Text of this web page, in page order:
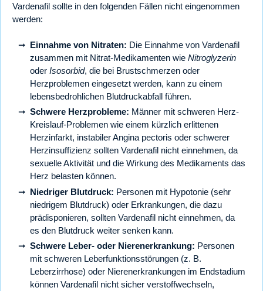
Vardenafil sollte in den folgenden Fällen nicht eingenommen
werden:
Einnahme von Nitraten: Die Einnahme von Vardenafil
zusammen mit Nitrat-Medikamenten wie Nitroglyzerin
oder Isosorbid, die bei Brustschmerzen oder
Herzproblemen eingesetzt werden, kann zu einem
lebensbedrohlichen Blutdruckabfall führen.
Schwere Herzprobleme: Männer mit schweren Herz-
Kreislauf-Problemen wie einem kürzlich erlittenen
Herzinfarkt, instabiler Angina pectoris oder schwerer
Herzinsuffizienz sollten Vardenafil nicht einnehmen, da
sexuelle Aktivität und die Wirkung des Medikaments das
Herz belasten können.
Niedriger Blutdruck: Personen mit Hypotonie (sehr
niedrigem Blutdruck) oder Erkrankungen, die dazu
prädisponieren, sollten Vardenafil nicht einnehmen, da
es den Blutdruck weiter senken kann.
Schwere Leber- oder Nierenerkrankung: Personen
mit schweren Leberfunktionsstörungen (z. B.
Leberzirrhose) oder Nierenerkrankungen im Endstadium
können Vardenafil nicht sicher verstoffwechseln,